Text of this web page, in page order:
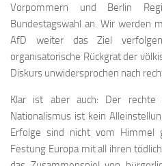
Vorpommern und Berlin
Bundestagswahl an. Wir werden
AfD weiter das Ziel
organisatorische Rückgrat der
Diskurs unwidersprochen nach
Klar ist aber auch: Der
Nationalismus ist kein
Erfolge sind nicht vom Himmel
Festung Europa mit all ihren